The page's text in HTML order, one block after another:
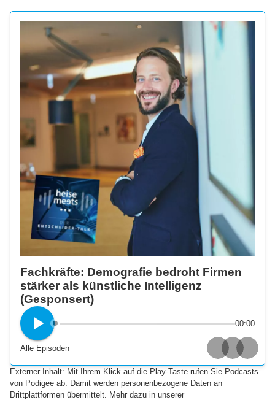
Revolution darstellen.
Fachkräfte: Demografie bedroht Firmen
stärker als künstliche Intelligenz
(Gesponsert)
00:00
Alle Episoden
Apple PodcastsSpotify Deezer
Externer Inhalt: Mit Ihrem Klick auf die Play-Taste rufen Sie Podcasts
von Podigee ab. Damit werden personenbezogene Daten an
Drittplattformen übermittelt. Mehr dazu in unserer